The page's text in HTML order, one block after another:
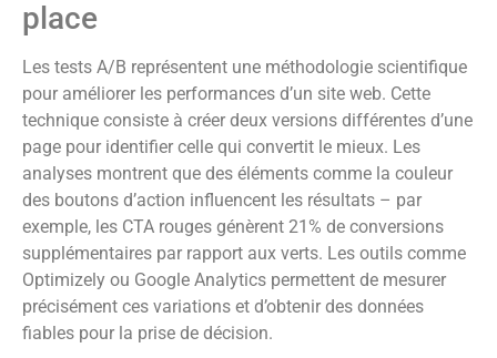
place
Les tests A/B représentent une méthodologie scientifique
pour améliorer les performances d’un site web. Cette
technique consiste à créer deux versions différentes d’une
page pour identifier celle qui convertit le mieux. Les
analyses montrent que des éléments comme la couleur
des boutons d’action influencent les résultats – par
exemple, les CTA rouges génèrent 21% de conversions
supplémentaires par rapport aux verts. Les outils comme
Optimizely ou Google Analytics permettent de mesurer
précisément ces variations et d’obtenir des données
fiables pour la prise de décision.